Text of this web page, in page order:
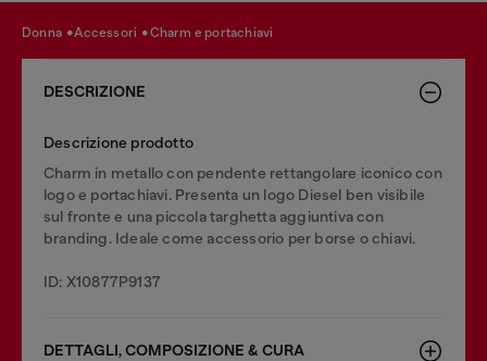
donna accessori charm e portachiavi
DESCRIZIONE
Descrizione prodotto
Charm in metallo con pendente rettangolare iconico con
logo e portachiavi. Presenta un logo Diesel ben visibile
sul fronte e una piccola targhetta aggiuntiva con
branding. Ideale come accessorio per borse o chiavi.
ID: X10877P9137
DETTAGLI, COMPOSIZIONE & CURA